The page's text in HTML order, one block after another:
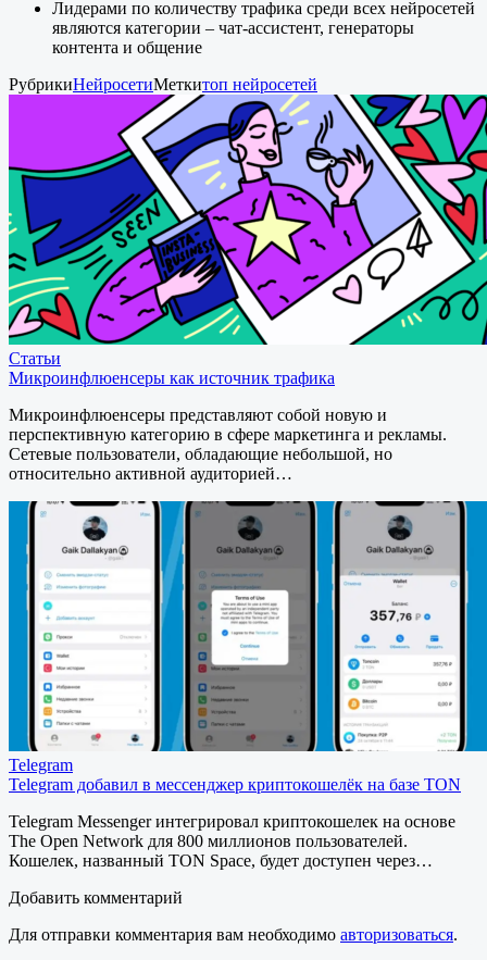
Лидерами по количеству трафика среди всех нейросетей
являются категории – чат-ассистент, генераторы
контента и общение
РубрикиНейросетиМеткитоп нейросетей
Статьи
Микроинфлюенсеры как источник трафика
Микроинфлюенсеры представляют собой новую и
перспективную категорию в сфере маркетинга и рекламы.
Сетевые пользователи, обладающие небольшой, но
относительно активной аудиторией…
Telegram
Telegram добавил в мессенджер криптокошелёк на базе TON
Telegram Messenger интегрировал криптокошелек на основе
The Open Network для 800 миллионов пользователей.
Кошелек, названный TON Space, будет доступен через…
Добавить комментарий
Для отправки комментария вам необходимо авторизоваться.